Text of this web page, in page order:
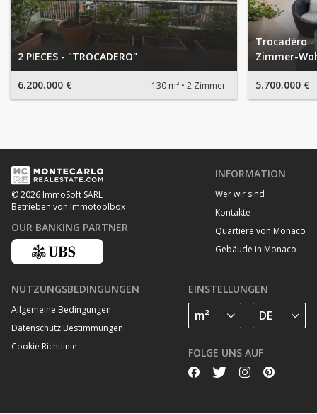
2 PIECES - "TROCADERO"
6.200.000 € 130 m² 2 Zimmer
Trocadéro
Zimmer-
5.700.000 €
© 2026 ImmoSoft SARL
Betrieben von Immotoolbox
OUR BANKING PARTNER
INFORMATION
Wer wir sind
Kontakte
Quartiere von Monaco
Gebäude in Monaco
NUTZUNGSBEDINGUNGEN
Allgemeine Bedingungen
Datenschutz Bestimmungen
Cookie Richtlinie
EINSTELLUNGEN
FOLGE UNS AUF